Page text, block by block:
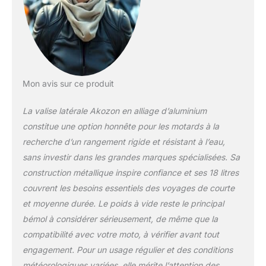
Capacité de 18 litres
pour des bouteilles
d'eau, des gants et
bien plus encore.
mais robuste, idéal
conditions routières
et toutes les
aventures. [Sécurité
améliorée] Équipé
réfléchissants pour
une visibilité dans
l'obscurité, réduisant
ainsi les accidents et
la sécurité routière.
Mon avis sur ce produit
La valise latérale Akozon en alliage d’aluminium
constitue une option honnête pour les motards à la
recherche d’un rangement rigide et résistant à l’eau,
sans investir dans les grandes marques spécialisées. Sa
construction métallique inspire confiance et ses 18 litres
couvrent les besoins essentiels des voyages de courte
et moyenne durée. Le poids à vide reste le principal
bémol à considérer sérieusement, de même que la
compatibilité avec votre moto, à vérifier avant tout
engagement. Pour un usage régulier et des conditions